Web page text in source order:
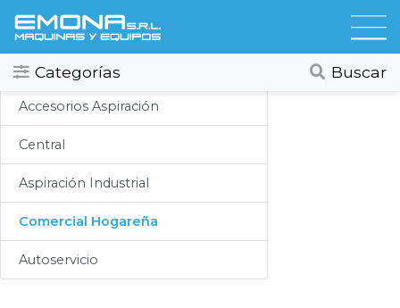
Categorías Buscar
Categorias
Todos
Compresores
Secadores
Hidrolavadoras
Lubricación
Limpieza
Aspiracion
Ver todos
Accesorios Aspiración
Central
Aspiración Industrial
Comercial Hogareña
Autoservicio